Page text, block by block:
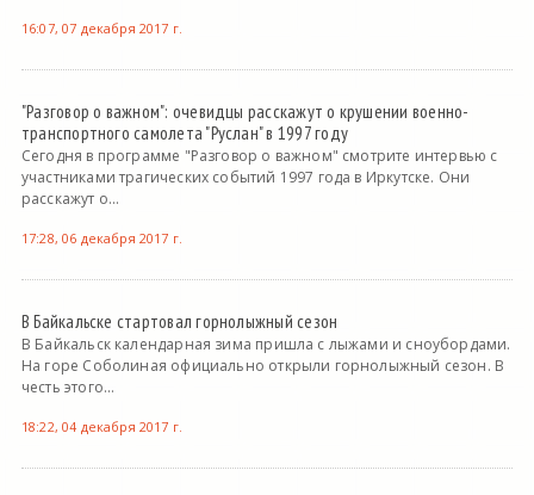
16:07, 07 декабря 2017 г.
"Разговор о важном": очевидцы расскажут о крушении военно-
транспортного самолета "Руслан" в 1997 году
Сегодня в программе "Разговор о важном" смотрите интервью с
участниками трагических событий 1997 года в Иркутске. Они
расскажут о...
17:28, 06 декабря 2017 г.
В Байкальске стартовал горнолыжный сезон
В Байкальск календарная зима пришла с лыжами и сноубордами.
На горе Соболиная официально открыли горнолыжный сезон. В
честь этого...
18:22, 04 декабря 2017 г.